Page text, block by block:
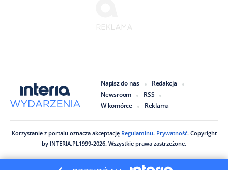
Napisz do nas
Redakcja
Newsroom
RSS
W komórce
Reklama
Korzystanie z portalu oznacza akceptację Regulaminu. Prywatność. Copyright
by INTERIA.PL 1999-2026. Wszystkie prawa zastrzeżone.